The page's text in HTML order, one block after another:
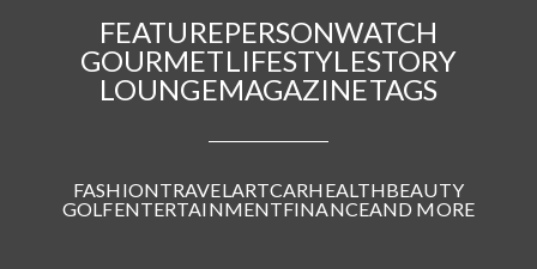
FEATUREPERSONWATCH
GOURMETLIFESTYLESTORY
LOUNGEMAGAZINETAGS
FASHIONTRAVELARTCARHEALTHBEAUTY
GOLFENTERTAINMENTFINANCEAND MORE